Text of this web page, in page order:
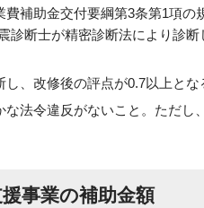
補助金交付要綱第3条第1項
診断士が精密診断法により診
、改修後の評点が0.7以上とな
法令違反がないこと。ただ
事業の補助金額